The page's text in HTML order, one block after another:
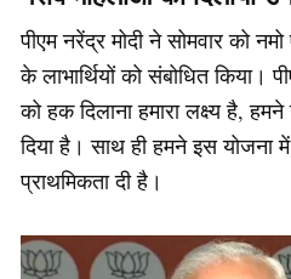
पीएम नरेंद्र मोदी ने सोमवार को
के लाभार्थियों को संबोधित किया।
को हक दिलाना हमारा लक्ष्य है,
दिया है। साथ ही हमने इस योजना
प्राथमिकता दी है।